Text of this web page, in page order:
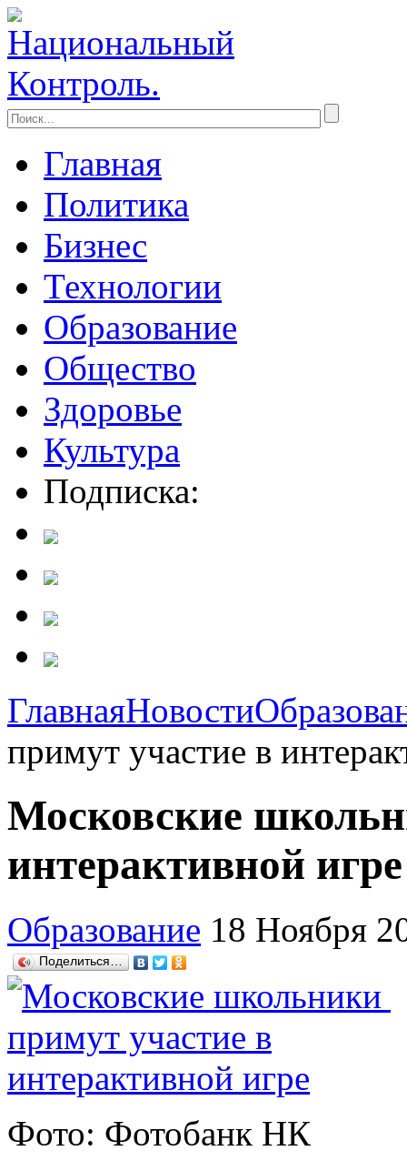
Главная
Политика
Бизнес
Технологии
Образование
Общество
Здоровье
Культура
Подписка:
ГлавнаяНовости
примут участие в
Московские
интерактивной игре
Образование 18 Ноября
Поделиться…
Фото: Фотобанк НК